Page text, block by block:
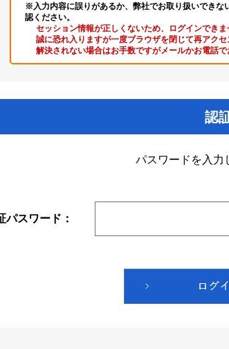
※入力内容に誤りがあるか、弊社でお取り扱いできな
認ください。
セッション情報が正しくないため、ログインできま
誠に恐れ入りますが一度ブラウザを閉じて再アクセ
解決されない場合はお手数ですがメールかお電話で
認
パスワードを入力
パスワード：